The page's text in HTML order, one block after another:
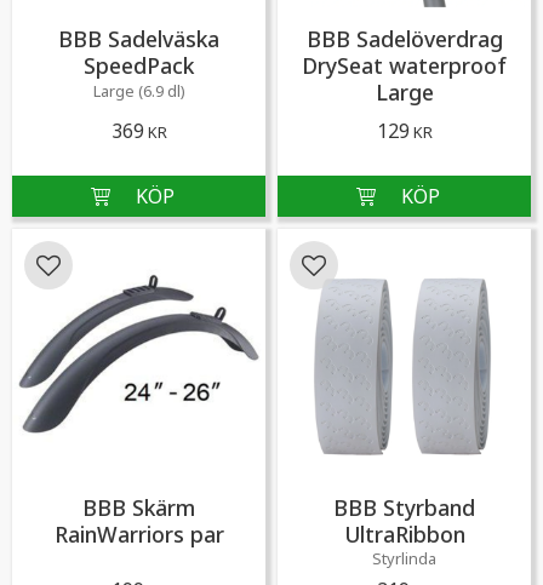
BBB Sadelväska
SpeedPack
Large (6.9 dl)
369 KR
BBB Sadelöverdrag
DrySeat waterproof
Large
129 KR
BBB Skärm
RainWarriors par
Lägg till i favoriter
BBB Styrband
UltraRibbon
Styrlinda
Lägg till i favoriter